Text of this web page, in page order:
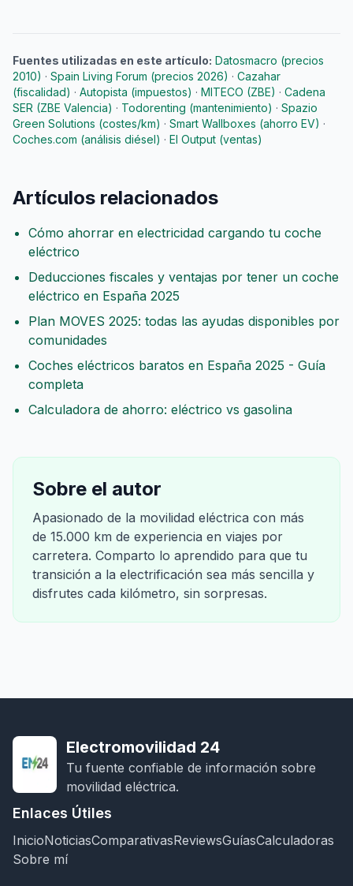
Fuentes utilizadas en este artículo: Datosmacro (precios
2010) · Spain Living Forum (precios 2026) · Cazahar
(fiscalidad) · Autopista (impuestos) · MITECO (ZBE) · Cadena
SER (ZBE Valencia) · Todorenting (mantenimiento) · Spazio
Green Solutions (costes/km) · Smart Wallboxes (ahorro EV) ·
Coches.com (análisis diésel) · El Output (ventas)
Artículos relacionados
Cómo ahorrar en electricidad cargando tu coche
eléctrico
Deducciones fiscales y ventajas por tener un coche
eléctrico en España 2025
Plan MOVES 2025: todas las ayudas disponibles por
comunidades
Coches eléctricos baratos en España 2025 - Guía
completa
Calculadora de ahorro: eléctrico vs gasolina
Sobre el autor
Apasionado de la movilidad eléctrica con más
de 15.000 km de experiencia en viajes por
carretera. Comparto lo aprendido para que tu
transición a la electrificación sea más sencilla y
disfrutes cada kilómetro, sin sorpresas.
Electromovilidad 24
Tu fuente confiable de información sobre
movilidad eléctrica.
Enlaces Útiles
InicioNoticiasComparativasReviewsGuíasCalculadoras
Sobre mí